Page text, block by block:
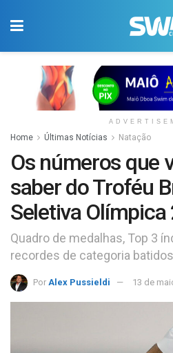
Home Últimas Notícias Natação
Os números que
saber do Troféu
Seletiva Olímpica
Quadro de medalhas, Top 3
recordes de categoria
Por Alex Pussieldi 13 de